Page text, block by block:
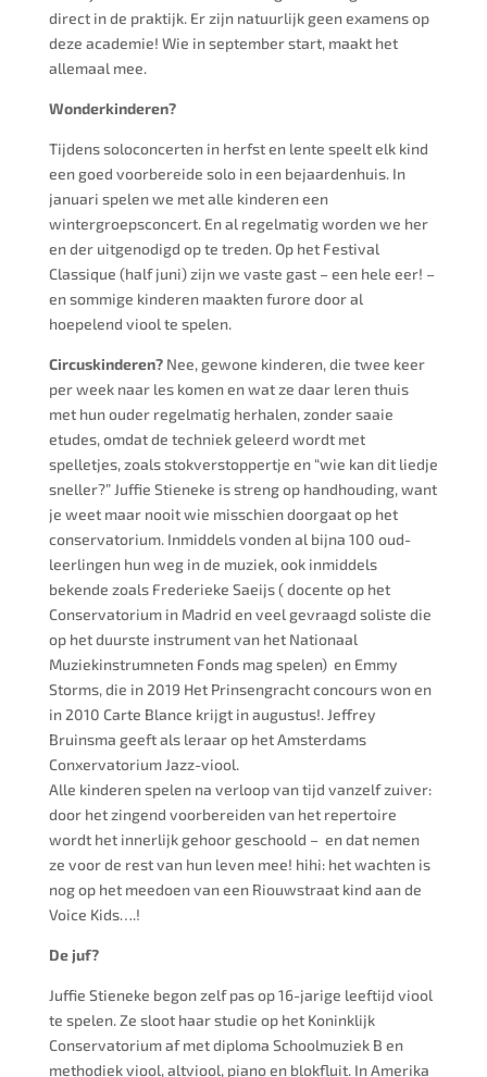
direct in de praktijk. Er zijn natuurlijk geen examens op
deze academie! Wie in september start, maakt het
allemaal mee.
Wonderkinderen?
Tijdens soloconcerten in herfst en lente speelt elk kind
een goed voorbereide solo in een bejaardenhuis. In
januari spelen we met alle kinderen een
wintergroepsconcert. En al regelmatig worden we her
en der uitgenodigd op te treden. Op het Festival
Classique (half juni) zijn we vaste gast – een hele eer! –
en sommige kinderen maakten furore door al
hoepelend viool te spelen.
Circuskinderen?Nee, gewone kinderen, die twee keer
per week naar les komen en wat ze daar leren thuis
met hun ouder regelmatig herhalen, zonder saaie
etudes, omdat de techniek geleerd wordt met
spelletjes, zoals stokverstoppertje en “wie kan dit liedje
sneller?” Juffie Stieneke is streng op handhouding, want
je weet maar nooit wie misschien doorgaat op het
conservatorium. Inmiddels vonden al bijna 100 oud-
leerlingen hun weg in de muziek, ook inmiddels
bekende zoals Frederieke Saeijs ( docente op het
Conservatorium in Madrid en veel gevraagd soliste die
op het duurste instrument van het Nationaal
Muziekinstrumneten Fonds mag spelen) en Emmy
Storms, die in 2019 Het Prinsengracht concours won en
in 2010 Carte Blance krijgt in augustus!. Jeffrey
Bruinsma geeft als leraar op het Amsterdams
Conxervatorium Jazz-viool.
Alle kinderen spelen na verloop van tijd vanzelf zuiver:
door het zingend voorbereiden van het repertoire
wordt het innerlijk gehoor geschoold – en dat nemen
ze voor de rest van hun leven mee! hihi: het wachten is
nog op het meedoen van een Riouwstraat kind aan de
Voice Kids….!
De juf?
Juffie Stieneke begon zelf pas op 16-jarige leeftijd viool
te spelen. Ze sloot haar studie op het Koninklijk
Conservatorium af met diploma Schoolmuziek B en
methodiek viool, altviool, piano en blokfluit. In Amerika